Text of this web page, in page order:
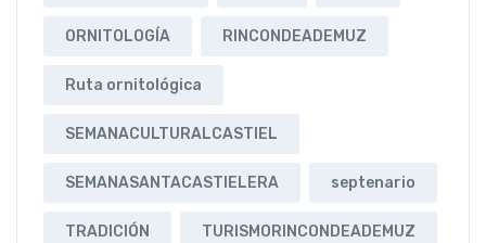
ORNITOLOGÍA RINCONDEADEMUZ
Ruta ornitológica
SEMANACULTURALCASTIEL
SEMANASANTACASTIELERA septenario
TRADICIÓN TURISMORINCONDEADEMUZ